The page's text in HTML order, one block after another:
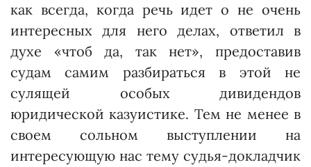
как всегда, когда речь идет о не очень
интересных для него делах, ответил в
духе «чтоб да, так нет», предоставив
судам самим разбираться в этой не
сулящей особых дивидендов
юридической казуистике. Тем не менее в
своем сольном выступлении на
интересующую нас тему судья-докладчик